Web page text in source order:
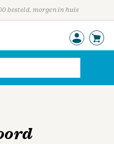
besteld, morgen in huis